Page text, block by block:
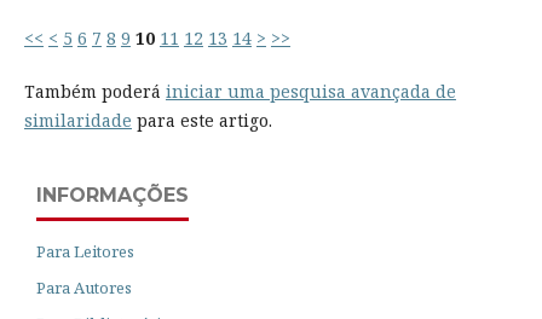
<< < 5 6 7 8 9 10 11 12 13 14 > >>
Também poderá iniciar uma pesquisa avançada de
similaridade para este artigo.
INFORMAÇÕES
Para Leitores
Para Autores